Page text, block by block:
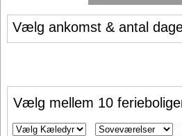
Vælg ankomst & antal
Vælg mellem 10